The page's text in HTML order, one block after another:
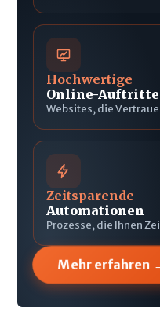
Hochwertige
Online-Auftritte
Websites, die
Zeitsparende
Automationen
Prozesse, die Ihnen
Mehr erfahren